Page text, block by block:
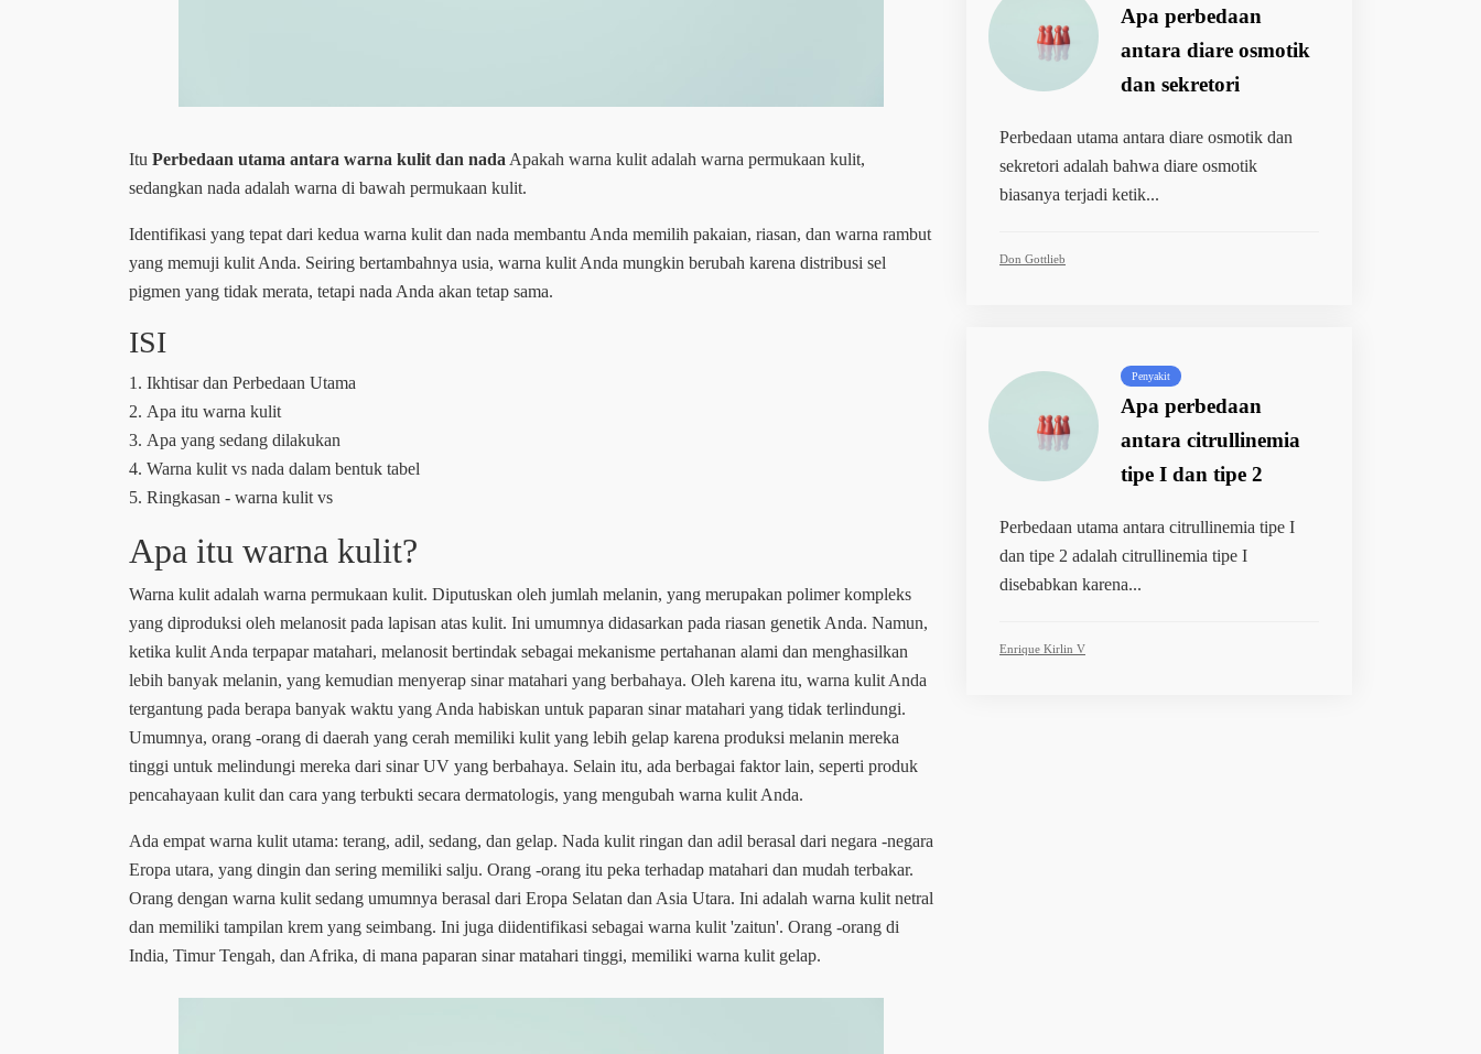
Itu Perbedaan utama antara warna kulit dan nada Apakah warna kulit adalah warna permukaan kulit,
sedangkan nada adalah warna di bawah permukaan kulit.
Identifikasi yang tepat dari kedua warna kulit dan nada membantu Anda memilih pakaian, riasan, dan warna rambut
yang memuji kulit Anda. Seiring bertambahnya usia, warna kulit Anda mungkin berubah karena distribusi sel
pigmen yang tidak merata, tetapi nada Anda akan tetap sama.
ISI
1. Ikhtisar dan Perbedaan Utama
2. Apa itu warna kulit
3. Apa yang sedang dilakukan
4. Warna kulit vs nada dalam bentuk tabel
5. Ringkasan - warna kulit vs
Apa itu warna kulit?
Warna kulit adalah warna permukaan kulit. Diputuskan oleh jumlah melanin, yang merupakan polimer kompleks
yang diproduksi oleh melanosit pada lapisan atas kulit. Ini umumnya didasarkan pada riasan genetik Anda. Namun,
ketika kulit Anda terpapar matahari, melanosit bertindak sebagai mekanisme pertahanan alami dan menghasilkan
lebih banyak melanin, yang kemudian menyerap sinar matahari yang berbahaya. Oleh karena itu, warna kulit Anda
tergantung pada berapa banyak waktu yang Anda habiskan untuk paparan sinar matahari yang tidak terlindungi.
Umumnya, orang -orang di daerah yang cerah memiliki kulit yang lebih gelap karena produksi melanin mereka
tinggi untuk melindungi mereka dari sinar UV yang berbahaya. Selain itu, ada berbagai faktor lain, seperti produk
pencahayaan kulit dan cara yang terbukti secara dermatologis, yang mengubah warna kulit Anda.
Ada empat warna kulit utama: terang, adil, sedang, dan gelap. Nada kulit ringan dan adil berasal dari negara -negara
Eropa utara, yang dingin dan sering memiliki salju. Orang -orang itu peka terhadap matahari dan mudah terbakar.
Orang dengan warna kulit sedang umumnya berasal dari Eropa Selatan dan Asia Utara. Ini adalah warna kulit netral
dan memiliki tampilan krem ​​yang seimbang. Ini juga diidentifikasi sebagai warna kulit 'zaitun'. Orang -orang di
India, Timur Tengah, dan Afrika, di mana paparan sinar matahari tinggi, memiliki warna kulit gelap.
Apa perbedaan
antara diare osmotik
dan sekretori
Perbedaan utama antara diare osmotik dan
sekretori adalah bahwa diare osmotik
biasanya terjadi ketik...
Don Gottlieb
Penyakit
Apa perbedaan
antara citrullinemia
tipe I dan tipe 2
Perbedaan utama antara citrullinemia tipe I
dan tipe 2 adalah citrullinemia tipe I
disebabkan karena...
Enrique Kirlin V